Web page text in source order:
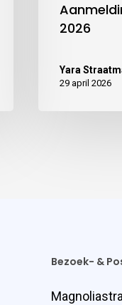
2026
Yara
29 april 2026
Bezoek- &